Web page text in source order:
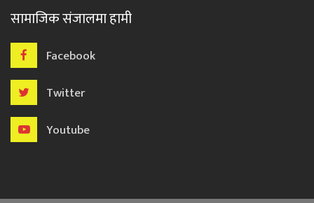
सामाजिक संजालमा हामी
Facebook
Twitter
Youtube